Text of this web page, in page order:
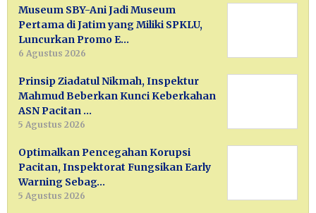
Museum SBY-Ani Jadi Museum
Pertama di Jatim yang Miliki SPKLU,
Luncurkan Promo E…
6 Agustus 2026
Prinsip Ziadatul Nikmah, Inspektur
Mahmud Beberkan Kunci Keberkahan
ASN Pacitan …
5 Agustus 2026
Optimalkan Pencegahan Korupsi
Pacitan, Inspektorat Fungsikan Early
Warning Sebag…
5 Agustus 2026